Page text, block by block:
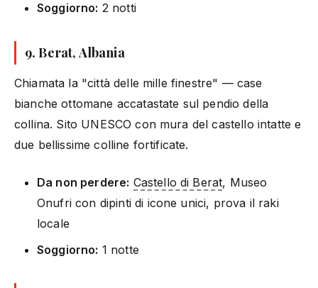
Soggiorno: 2 notti
9. Berat, Albania
Chiamata la "città delle mille finestre" — case
bianche ottomane accatastate sul pendio della
collina. Sito UNESCO con mura del castello intatte e
due bellissime colline fortificate.
Da non perdere: Castello di Berat, Museo
Onufri con dipinti di icone unici, prova il raki
locale
Soggiorno: 1 notte